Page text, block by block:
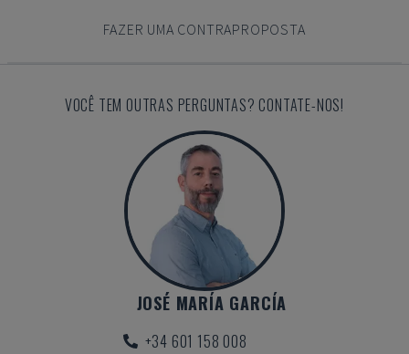
FAZER UMA CONTRAPROPOSTA
VOCÊ TEM OUTRAS PERGUNTAS? CONTATE-NOS!
JOSÉ MARÍA GARCÍA
+34 601 158 008